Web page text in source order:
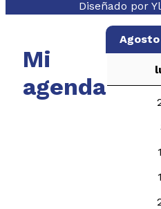
Diseñado por
Mi
agenda